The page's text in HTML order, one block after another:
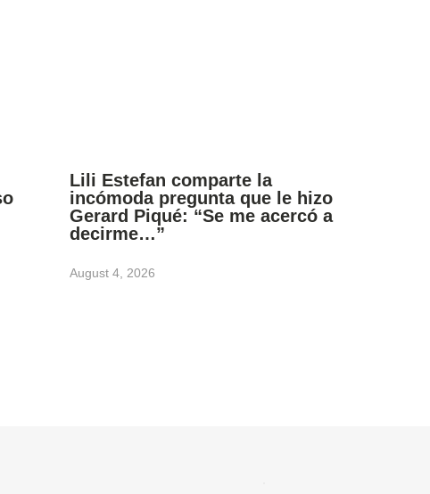
Lili Estefan comparte la
incómoda pregunta que le hizo
Gerard Piqué: “Se me acercó a
decirme…”
August 4, 2026